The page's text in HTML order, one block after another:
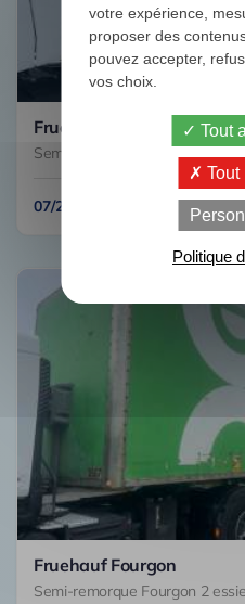
Fruehauf REHAUSSABLE
Semi-remorque Tautliner /
07/2012
Fruehauf Fourgon
Semi-remorque Fourgon 2
votre expérience,
proposer des
pouvez accepter,
vos choix.
Tout
Tout
Politique